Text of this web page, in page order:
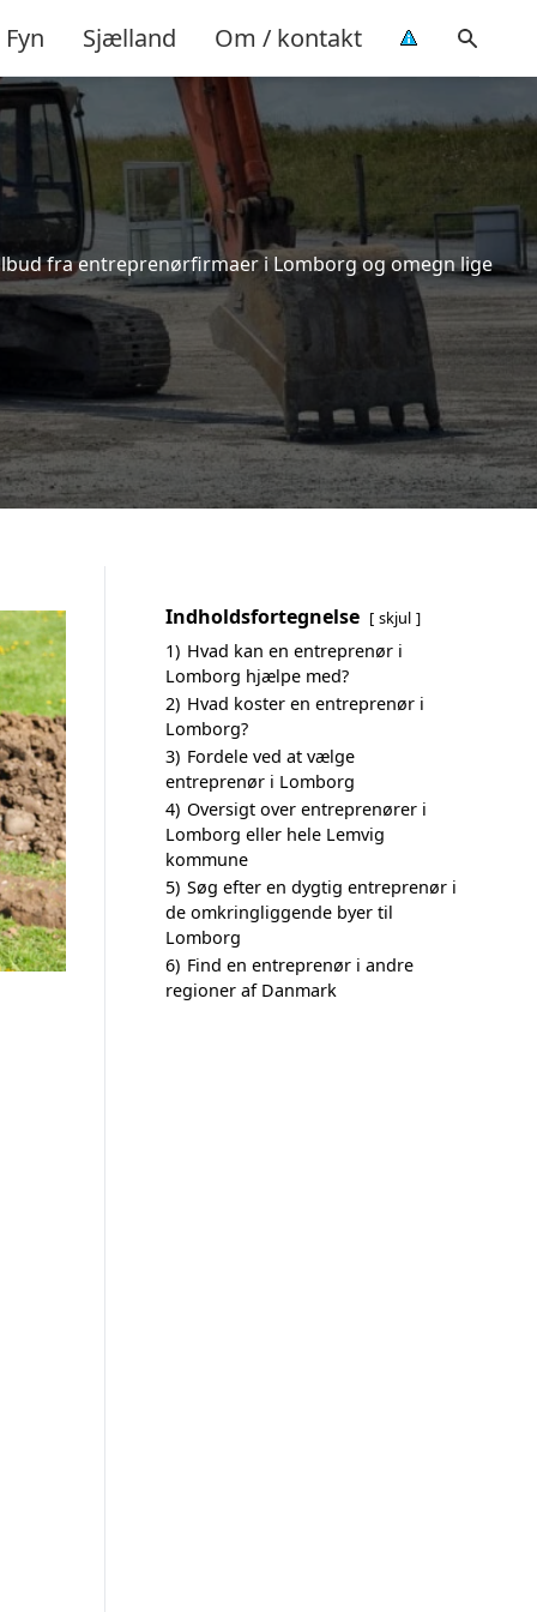
Fyn Sjælland Om / kontakt
fra entreprenørfirmaer i Lomborg og omegn lige
Indholdsfortegnelse skjul
1) Hvad kan en entreprenør i
Lomborg hjælpe med?
2) Hvad koster en entreprenør i
Lomborg?
3) Fordele ved at vælge
entreprenør i Lomborg
4) Oversigt over entreprenører i
Lomborg eller hele Lemvig
kommune
5) Søg efter en dygtig entreprenør i
de omkringliggende byer til
Lomborg
6) Find en entreprenør i andre
regioner af Danmark